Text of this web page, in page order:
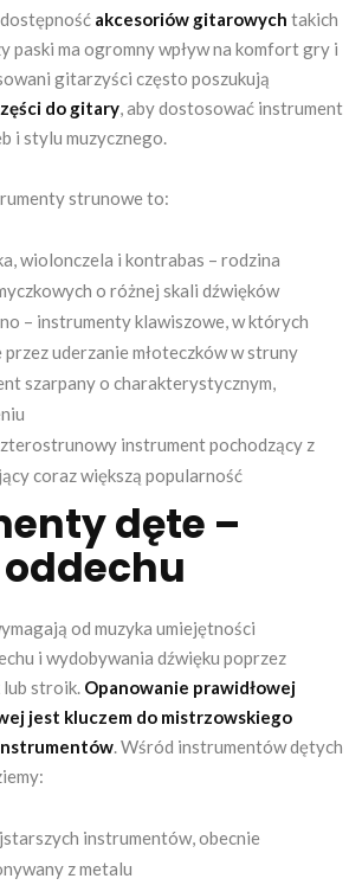
akcesoriów gitarowych takich
paski ma ogromny wpływ na komfort gry i
gitarzyści często poszukują
do gitary , aby dostosować instrument
i stylu muzycznego.
strunowe to:
wiolonczela i kontrabas – rodzina
o różnej skali dźwięków
– instrumenty klawiszowe, w których
uderzanie młoteczków w struny
szarpany o charakterystycznym,
instrument pochodzący z
coraz większą popularność
dęte –
od muzyka umiejętności
i wydobywania dźwięku poprzez
stroik. Opanowanie prawidłowej
jest kluczem do mistrzowskiego
. Wśród instrumentów dętych
instrumentów, obecnie
z metalu